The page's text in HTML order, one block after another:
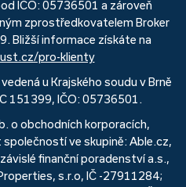
IČO: 05736501 a zároveň
zprostředkovatelem Broker
Bližší informace získáte na
pro-klienty
u Krajského soudu v Brně
151399, IČO: 05736501.
o obchodních korporacích,
ve skupině: Able.cz,
finanční poradenství a.s.,
s.r.o, IČ -27911284;